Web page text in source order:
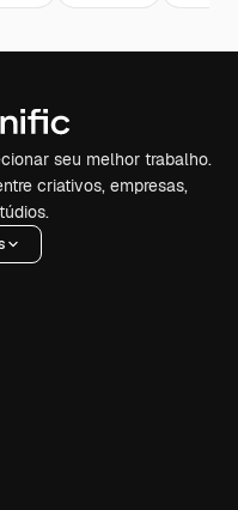
seu melhor trabalho.
criativos, empresas,